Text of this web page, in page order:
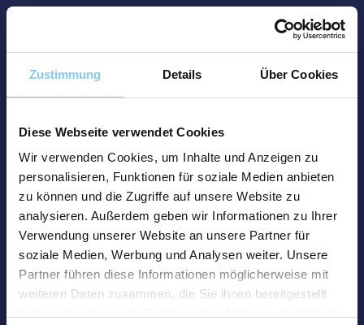
Zustimmung Details Über Cookies
Diese Webseite verwendet Cookies
Wir verwenden Cookies, um Inhalte und Anzeigen zu
personalisieren, Funktionen für soziale Medien anbieten
zu können und die Zugriffe auf unsere Website zu
analysieren. Außerdem geben wir Informationen zu Ihrer
Verwendung unserer Website an unsere Partner für
soziale Medien, Werbung und Analysen weiter. Unsere
Partner führen diese Informationen möglicherweise mit
weiteren Daten zusammen, die Sie ihnen bereitgestellt